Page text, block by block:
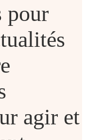
pour
agir et